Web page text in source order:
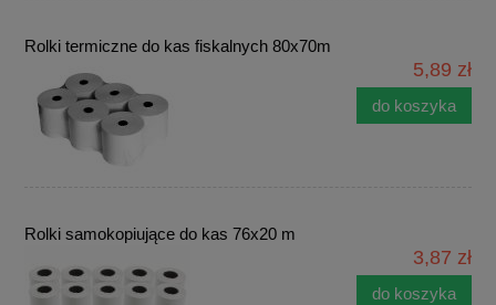
Rolki termiczne do kas fiskalnych 80x70m
5,89 zł
do koszyka
Rolki samokopiujące do kas 76x20 m
3,87 zł
do koszyka